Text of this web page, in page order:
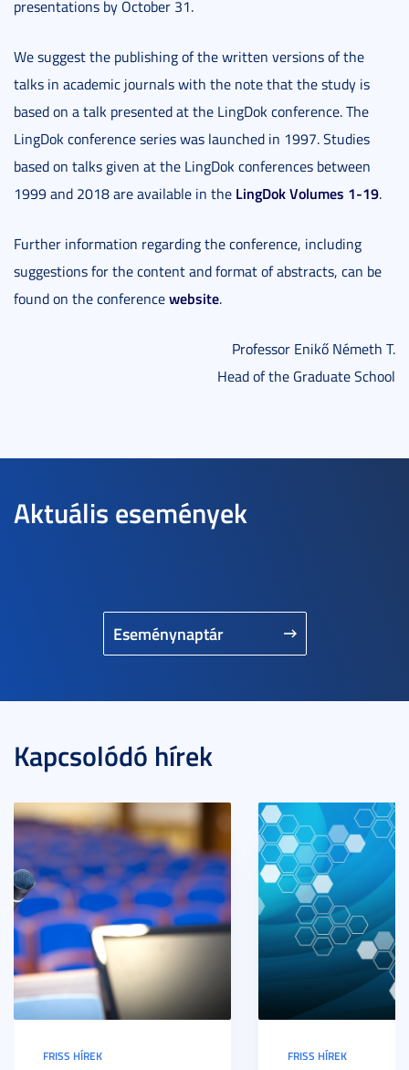
presentations by October 31.
We suggest the publishing of the written versions of the
talks in academic journals with the note that the study is
based on a talk presented at the LingDok conference. The
LingDok conference series was launched in 1997. Studies
based on talks given at the LingDok conferences between
1999 and 2018 are available in the LingDok Volumes 1-19.
Further information regarding the conference, including
suggestions for the content and format of abstracts, can be
found on the conferencewebsite.
Professor Enikő Németh T.
Head of the Graduate School
Aktuális események
Eseménynaptár
Kapcsolódó hírek
FRISS HÍREK FRISS HÍREK